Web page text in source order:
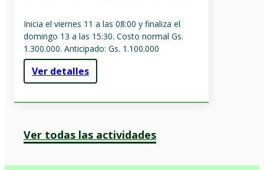
Inicia el viernes 11 a las 08:00 y finaliza el
domingo 13 a las 15:30. Costo normal Gs.
1.300.000. Anticipado: Gs. 1.100.000
Ver detalles
Ver todas las actividades